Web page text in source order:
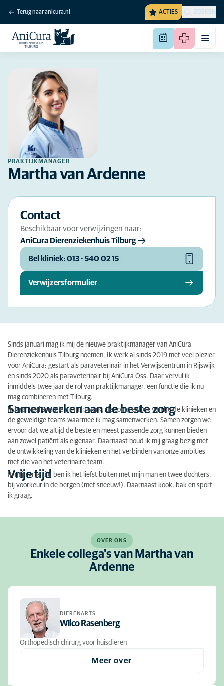
Terug naar anicura.nl ACTIES ZOEKEN
PRAKTIJKMANAGER
Martha van Ardenne
Contact
Beschikbaar voor verwijzingen naar:
AniCura Dierenziekenhuis Tilburg
Bel kliniek: 013 - 540 02 15
Verwijzersformulier
Sinds januari mag ik mij de nieuwe praktijkmanager van AniCura
Dierenziekenhuis Tilburg noemen. Ik werk al sinds 2019 met veel plezier
voor AniCura: gestart als paraveterinair in het Verwijscentrum in Rijswijk
en sinds 2020 als paraveterinair bij AniCura Oss. Daar vervul ik
inmiddels twee jaar de rol van praktijkmanager, een functie die ik nu
mag combineren met Tilburg.
Samenwerken aan de beste zorg
Ik haal veel energie uit mijn werk, de complexiteit van beide klinieken en
de geweldige teams waarmee ik mag samenwerken. Samen zorgen we
ervoor dat we altijd de beste en meest passende zorg kunnen bieden
aan zowel patiënt als eigenaar. Daarnaast houd ik mij graag bezig met
de ontwikkeling van de klinieken en het verbinden van onze ambities
met die van het veterinaire team.
Vrije tijd
In mijn vrije tijd ben ik het liefst buiten met mijn man en twee dochters,
bij voorkeur in de bergen (met sneeuw!). Daarnaast kook, bak en sport
ik graag.
OVER ONS
Enkele collega's van Martha van
Ardenne
DIERENARTS
Wilco Rasenberg
Orthopedisch chirurg voor huisdieren
Meer over